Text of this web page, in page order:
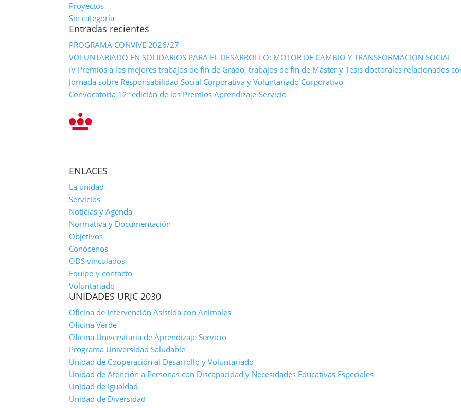
Proyectos
Sin categoría
Entradas recientes
PROGRAMA CONVIVE 2026/27
VOLUNTARIADO EN SOLIDARIOS PARA EL DESARROLLO: MOTOR DE CAMBIO Y TRANSFORMACIÓN SOCIAL
IV Premios a los mejores trabajos de fin de Grado, trabajos de fin de Máster y Tesis doctorales relacionados
Jornada sobre Responsabilidad Social Corporativa y Voluntariado Corporativo
Convocatoria 12ª edición de los Premios Aprendizaje-Servicio
ENLACES
La unidad
Servicios
Noticias y Agenda
Normativa y Documentación
Objetivos
Conócenos
ODS vinculados
Equipo y contacto
Voluntariado
UNIDADES URJC 2030
Oficina de Intervención Asistida con Animales
Oficina Verde
Oficina Universitaria de Aprendizaje Servicio
Programa Universidad Saludable
Unidad de Cooperación al Desarrollo y Voluntariado
Unidad de Atención a Personas con Discapacidad y Necesidades Educativas Especiales
Unidad de Igualdad
Unidad de Diversidad